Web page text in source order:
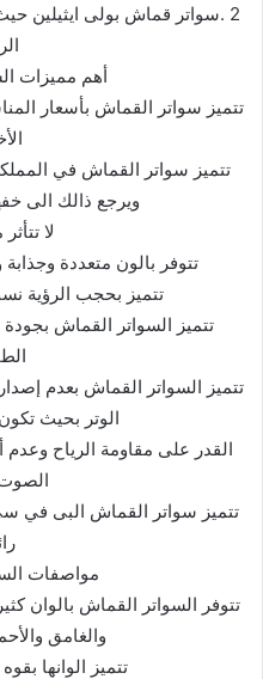
2 .سواتر قماش بولى ایثیلین
أھم ممیزات
تتمیز سواتر القماش بأسعار
تتمیز سواتر القماش في
ویرجع ذالك الى
لا
تتوفر بالون متعددة وجذابة
تتمیز بحجب الرؤیة
تتمیز السواتر القماش
تتمیز السواتر القماش بعدم
الوتر بحیث تكون
القدر على مقاومة الریاح
تتمیز سواتر القماش البى في
مواصفات
تتوفر السواتر القماش بالوان
والغامق
تتمیز الوانھا